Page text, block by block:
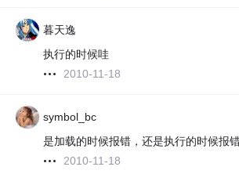
暮天逸
执行的时候哇
2010-11-18
symbol_bc
是加载的时候报错，还是执行的时候报
2010-11-18